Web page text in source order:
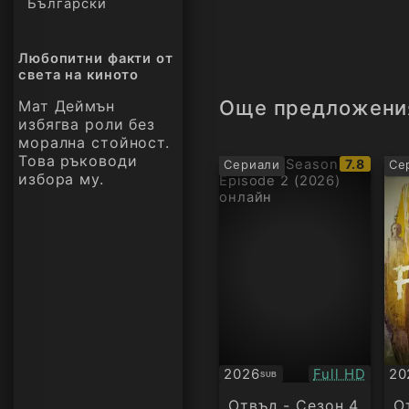
Български
Любопитни факти от
света на киното
Мат Деймън
избягва роли без
морална стойност.
Това ръководи
избора му.
Още
Сериали
IMDb
рейтинг:
7.8
2026SUB
Субтитри Качество:
Full HD